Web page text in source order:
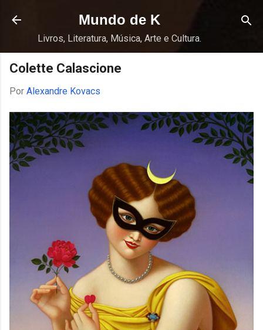
Pular para o conteúdo principal
Mundo de K
Livros, Literatura, Música, Arte e Cultura.
Colette Calascione
Por Alexandre Kovacs